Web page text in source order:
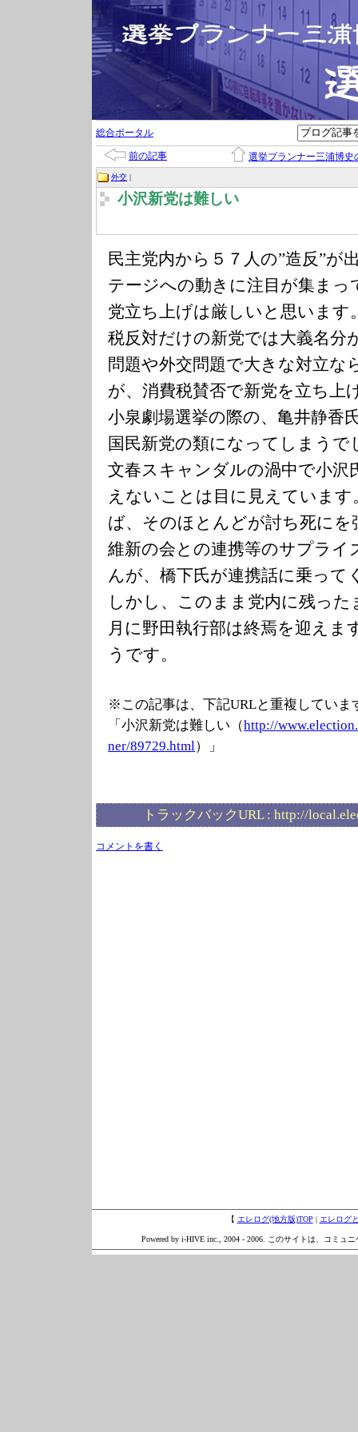
総合ポータル
前の記事 選挙プランナー三浦博史
外交 |
小沢新党は難しい
民主党内から５７人の”造反”が
テージへの動きに注目が集まっ
党立ち上げは厳しいと思います
税反対だけの新党では大義名分
問題や外交問題で大きな対立な
が、消費税賛否で新党を立ち上
小泉劇場選挙の際の、亀井静香
国民新党の類になってしまう
文春スキャンダルの渦中で小沢
えないことは目に見えています
ば、そのほとんどが討ち死に
維新の会との連携等のサプラ
んが、橋下氏が連携話に乗って
しかし、このまま党内に残っ
月に野田執行部は終焉を迎えま
うです。
※この記事は、下記URLと重複していま
「小沢新党は難しい（http://www.elec
ner/89729.html ）」
トラックバックURL : http://
コメントを書く
【 エレログ(地方版)TOP | エレログ
Powered by i-HIVE inc., 2004 - 2006. このサイトは、コミュ